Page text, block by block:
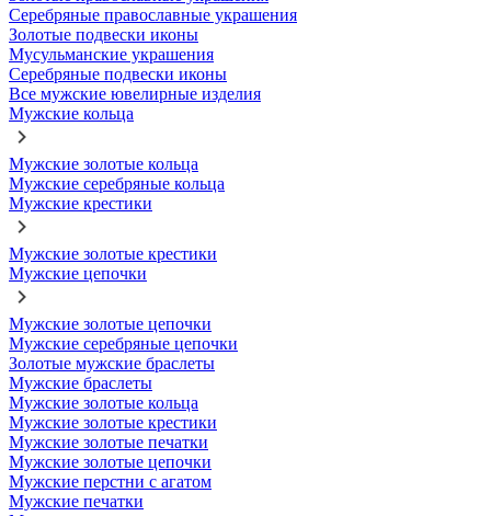
Серебряные православные украшения
Золотые подвески иконы
Мусульманские украшения
Серебряные подвески иконы
Все мужские ювелирные изделия
Мужские кольца
Мужские золотые кольца
Мужские серебряные кольца
Мужские крестики
Мужские золотые крестики
Мужские цепочки
Мужские золотые цепочки
Мужские серебряные цепочки
Золотые мужские браслеты
Мужские браслеты
Мужские золотые кольца
Мужские золотые крестики
Мужские золотые печатки
Мужские золотые цепочки
Мужские перстни с агатом
Мужские печатки